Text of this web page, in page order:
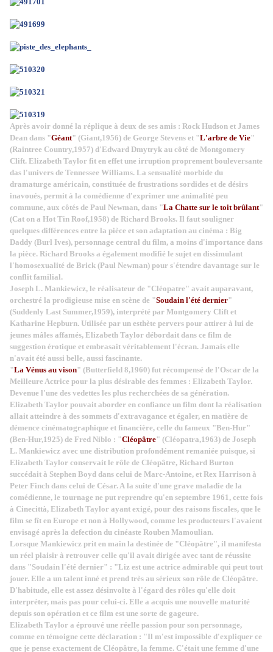
Après avoir donné la réplique à deux de ses amis : Rock Hudson et James
Dean dans "Géant" (Giant,1956) de George Stevens et "L'arbre de Vie"
(Raintree Country,1957) d'Edward Dmytryk au côté de Montgomery
Clift. Elizabeth Taylor fit en effet une irruption proprement bouleversante
das l'univers de Tennessee Williams. La sensualité morbide du
dramaturge américain, constituée de frustrations sordides et de désirs
inavoués, permit à la comédienne d'exprimer une animalité peu
commune, aux côtés de Paul Newman, dans "La Chatte sur le toit brûlant"
(Cat on a Hot Tin Roof,1958) de Richard Brooks. Il faut souligner
quelques différences entre la pièce et son adaptation au cinéma : Big
Daddy (Burl Ives), personnage central du film, a moins d'importance dans
la pièce. Richard Brooks a également modifié le sujet en dissimulant
l'homosexualité de Brick (Paul Newman) pour s'étendre davantage sur le
conflit familial.
Joseph L. Mankiewicz, le réalisateur de "Cléopatre" avait auparavant,
orchestré la prodigieuse mise en scène de "Soudain l'été dernier"
(Suddenly Last Summer,1959), interprété par Montgomery Clift et
Katharine Hepburn. Utilisée par un esthète pervers pour attirer à lui de
jeunes mâles affamés, Elizabeth Taylor débordait dans ce film de
suggestion érotique et embrasait véritablement l'écran. Jamais elle
n'avait été aussi belle, aussi fascinante.
"La Vénus au vison" (Butterfield 8,1960) fut récompensé de l'Oscar de la
Meilleure Actrice pour la plus désirable des femmes : Elizabeth Taylor.
Devenue l'une des vedettes les plus recherchées de sa génération.
Elizabeth Taylor pouvait aborder en confiance un film dont la réalisation
allait atteindre à des sommets d'extravagance et égaler, en matière de
démence cinématographique et financière, celle du fameux "Ben-Hur"
(Ben-Hur,1925) de Fred Niblo : "Cléopâtre" (Cléopatra,1963) de Joseph
L. Mankiewicz avec une distribution profondément remaniée puisque, si
Elizabeth Taylor conservait le rôle de Cléopâtre, Richard Burton
succédait à Stephen Boyd dans celui de Marc-Antoine, et Rex Harrison à
Peter Finch dans celui de César. A la suite d'une grave maladie de la
comédienne, le tournage ne put reprendre qu'en septembre 1961, cette fois
à Cinecittà, Elizabeth Taylor ayant exigé, pour des raisons fiscales, que le
film se fît en Europe et non à Hollywood, comme les producteurs l'avaient
envisagé après la defection du cinéaste Rouben Mamoulian.
Lorsque Mankiewicz prit en main la destinée de "Cléopâtre", il manifesta
un réel plaisir à retrouver celle qu'il avait dirigée avec tant de réussite
dans "Soudain l'été dernier" : "Liz est une actrice admirable qui peut tout
jouer. Elle a un talent inné et prend très au sérieux son rôle de Cléopâtre.
D'habitude, elle est assez désinvolte à l'égard des rôles qu'elle doit
interpréter, mais pas pour celui-ci. Elle a acquis une nouvelle maturité
depuis son opération et ce film est une sorte de gageure.
Elizabeth Taylor a éprouvé une réelle passion pour son personnage,
comme en témoigne cette déclaration : "Il m'est impossible d'expliquer ce
que je pense exactement de Cléopâtre, la femme. C'était une femme d'une